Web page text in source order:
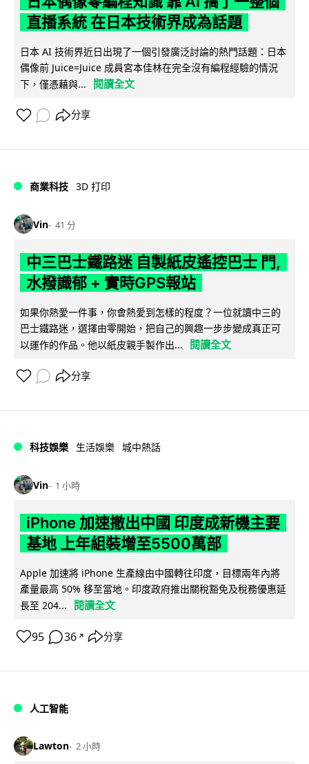
直播系統 在日本技術界成為話題
日本 AI 技術界近日出現了一個引發廣泛討論的熱門話題：日本
偶像前 Juice=Juice 成員宮本佳林在完全沒有編程經驗的情況
下，僅憑藉與...
閱讀全文
分享
商業科技 3D 打印
Vin 41 分
中三巴士鐵路迷 自製紙皮遙控巴士 門,
水撥識郁 + 實時GPS報站
如果你熱愛一件事，你會熱愛到怎樣的程度？一位就讀中三的
巴士鐵路迷，選擇由零開始，把自己的興趣一步步變成真正可
以運作的作品。他以紙皮親手製作出...
閱讀全文
分享
科技娛樂 生活娛樂 城中熱話
Vin 1 小時
iPhone 加速撤出中國 印度成新機主要
基地 上年組裝增至5500萬部
Apple 加速將 iPhone 生產線由中國轉往印度，目標兩年內將
產量最高 50% 移至當地。印度政府推出關稅豁免及稅務優惠延
長至 204...
閱讀全文
95 36 ↗ 分享
人工智能
Lawton 2 小時